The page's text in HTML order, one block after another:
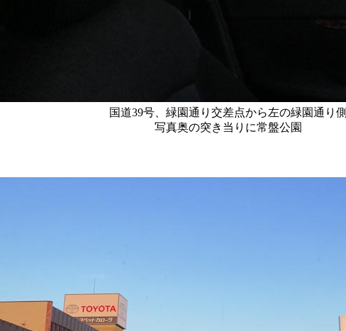
国道39号、緑園通り交差点から左の緑園通り側
写真奥の突き当りに常盤公園